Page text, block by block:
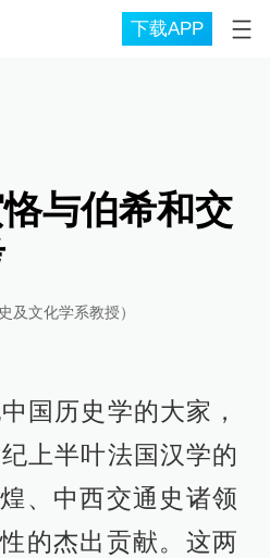
下载APP
与伯希和交
及文化学系教授）
国历史学的大家，
上半叶法国汉学的
、中西交通史诸领
的杰出贡献。这两